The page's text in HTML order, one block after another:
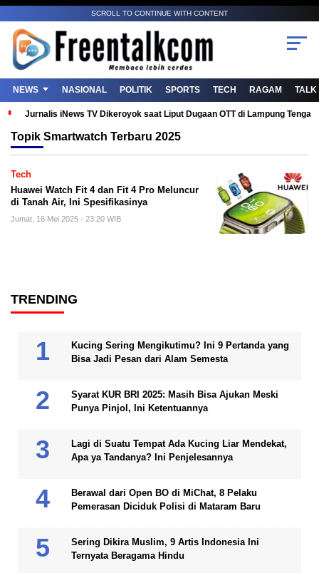
SCROLL TO CONTINUE WITH CONTENT
NEWS NASIONAL POLITIK SPORTS TECH RAGAM TALK
Jurnalis iNews TV Dikeroyok saat Liput Dugaan OTT di Lampung
Topik Smartwatch Terbaru 2025
Tech
Huawei Watch Fit 4 dan Fit 4 Pro Meluncur
di Tanah Air, Ini Spesifikasinya
Jumat, 16 Mei 2025 - 23:20 WIB
TRENDING
Kucing Sering Mengikutimu? Ini 9 Pertanda yang
Bisa Jadi Pesan dari Alam Semesta
Syarat KUR BRI 2025: Masih Bisa Ajukan Meski
Punya Pinjol, Ini Ketentuannya
Lagi di Suatu Tempat Ada Kucing Liar Mendekat,
Apa ya Tandanya? Ini Penjelesannya
Berawal dari Open BO di MiChat, 8 Pelaku
Pemerasan Diciduk Polisi di Mataram Baru
Sering Dikira Muslim, 9 Artis Indonesia Ini
Ternyata Beragama Hindu